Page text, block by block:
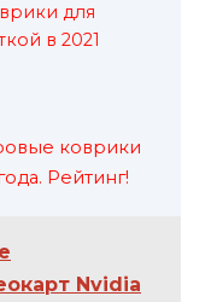
для
в 2021
коврики
Рейтинг!
Nvidia